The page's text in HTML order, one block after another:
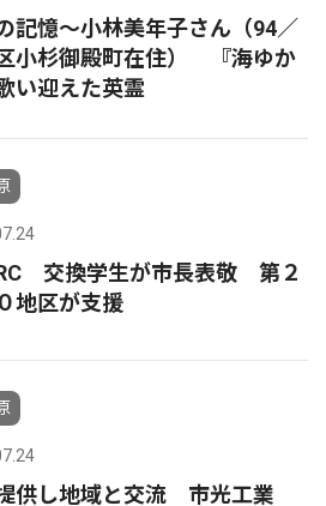
記憶〜小林美年子さん（94／
小杉御殿町在住） 『海ゆか
い迎えた英霊
交換学生が市長表敬 第２
地区が支援
供し地域と交流 市光工業